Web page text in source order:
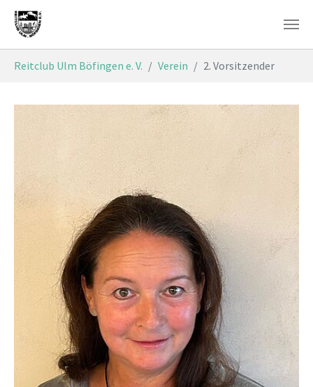
Skip to main content
Reitclub Ulm Böfingen e. V. Verein 2. Vorsitzender